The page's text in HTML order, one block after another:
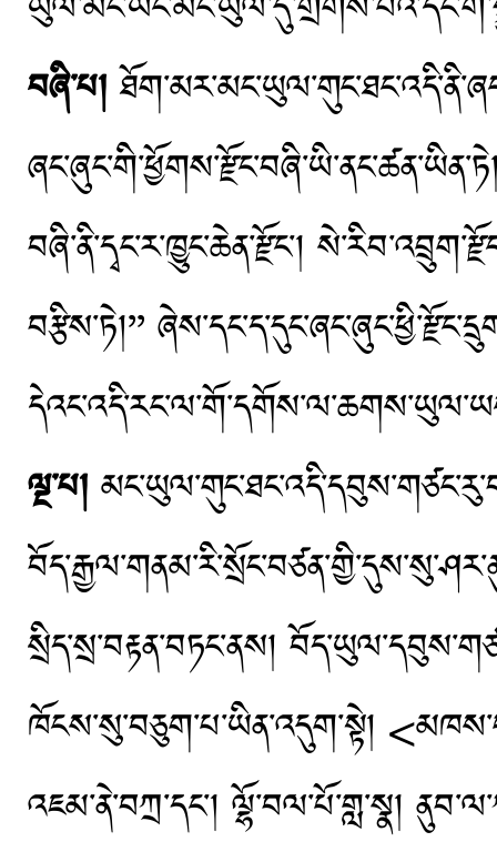
བཞི་པ།
བཞི་ནི་དྭང་ར་ཁྱུང་ཆེན་རྫོང་།
བརྩིས་ཏེ།’’
ལྔ་པ།
སྲིད་སྲ་བརྟན་བཏང་ནས།
ཁོངས་སུ་བཅུག་པ་ཡིན་འདུག་སྟེ།
འཇམ་ནེ་བཀྲ་དང་། ལྷོ་བལ་པོ་གླ་སྣ།